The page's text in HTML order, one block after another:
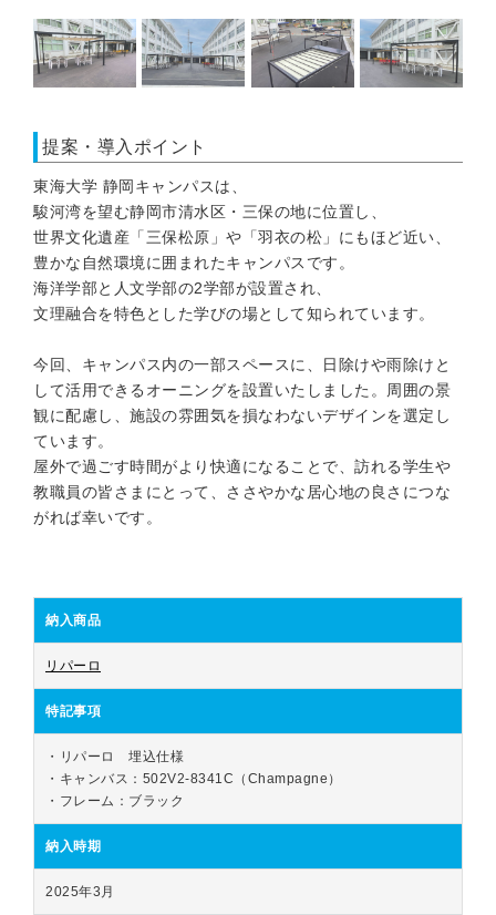
提案・導入ポイント
東海大学 静岡キャンパスは、
駿河湾を望む静岡市清水区・三保の地に位置し、
世界文化遺産「三保松原」や「羽衣の松」にもほど近い、
豊かな自然環境に囲まれたキャンパスです。
海洋学部と人文学部の2学部が設置され、
文理融合を特色とした学びの場として知られています。
今回、キャンパス内の一部スペースに、日除けや雨除けと
して活用できるオーニングを設置いたしました。周囲の景
観に配慮し、施設の雰囲気を損なわないデザインを選定し
ています。
屋外で過ごす時間がより快適になることで、訪れる学生や
教職員の皆さまにとって、ささやかな居心地の良さにつな
がれば幸いです。
納入商品
リパーロ
特記事項
・リパーロ　埋込仕様
・キャンバス：502V2-8341C（Champagne）
・フレーム：ブラック
納入時期
2025年3月